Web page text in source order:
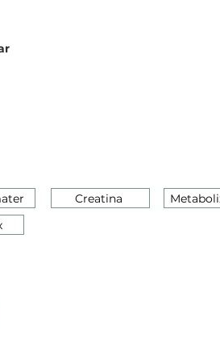
Creatina